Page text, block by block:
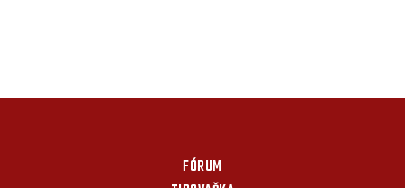
FÓRUM